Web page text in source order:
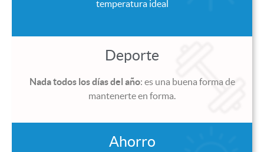
temperatura ideal
Deporte
Nada todos los días del año: es una buena forma de
mantenerte en forma.
Ahorro